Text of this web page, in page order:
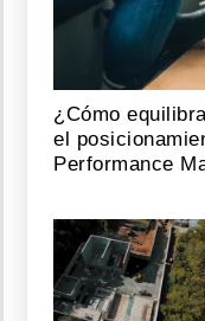
¿Cómo
el
Performance